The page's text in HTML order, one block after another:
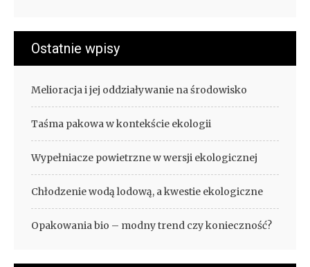
Ostatnie wpisy
Melioracja i jej oddziaływanie na środowisko
Taśma pakowa w kontekście ekologii
Wypełniacze powietrzne w wersji ekologicznej
Chłodzenie wodą lodową, a kwestie ekologiczne
Opakowania bio – modny trend czy konieczność?